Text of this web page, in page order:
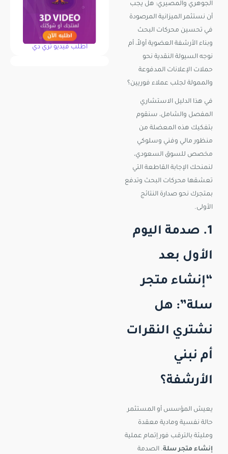
الجوهري والمصيري: هل يجب
أن نستثمر الميزانية المرصودة
في تحسين محركات البحث
وبناء الأرشفة العضوية أولاً، أم
نوجه السيولة النقدية نحو
حملات الإعلانات المدفوعة
والممولة لجلب عملاء فوريين؟
في هذا الدليل الاستشاري
المفصل والشامل، سنقوم
بتفكيك هذه المعضلة من
منظور مالي وفني وسلوكي
مخصص للسوق السعودي،
لنمنحك الإجابة القاطعة التي
تعشقها محركات البحث وتدفع
بمتجرك نحو صدارة النتائج
الأولى.
1. صدمة اليوم
الأول بعد
“إنشاء متجر
سلة”: هل
نشتري النقرات
أم نبني
الأرشفة؟
يعيش المؤسس أو المستثمر
حالة نفسية ومادية معقدة
ومليئة بالترقب فور إتمام عملية
إنشاء متجر سلة. الصدمة
اطلب فيديو ثري دي